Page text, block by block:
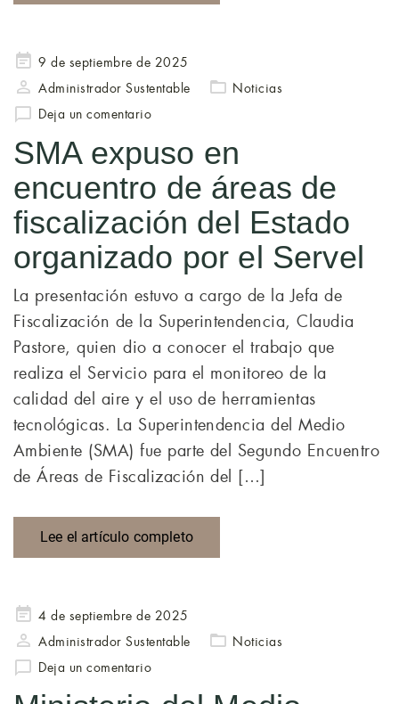
Publicado
en
9 de septiembre de 2025
Administrador Sustentable
Noticias
Deja un comentario
SMA expuso en
encuentro de áreas de
fiscalización del Estado
organizado por el Servel
La presentación estuvo a cargo de la Jefa de
Fiscalización de la Superintendencia, Claudia
Pastore, quien dio a conocer el trabajo que
realiza el Servicio para el monitoreo de la
calidad del aire y el uso de herramientas
tecnológicas. La Superintendencia del Medio
Ambiente (SMA) fue parte del Segundo Encuentro
de Áreas de Fiscalización del […]
Lee el artículo completo
Publicado
en
4 de septiembre de 2025
Administrador Sustentable
Noticias
Deja un comentario